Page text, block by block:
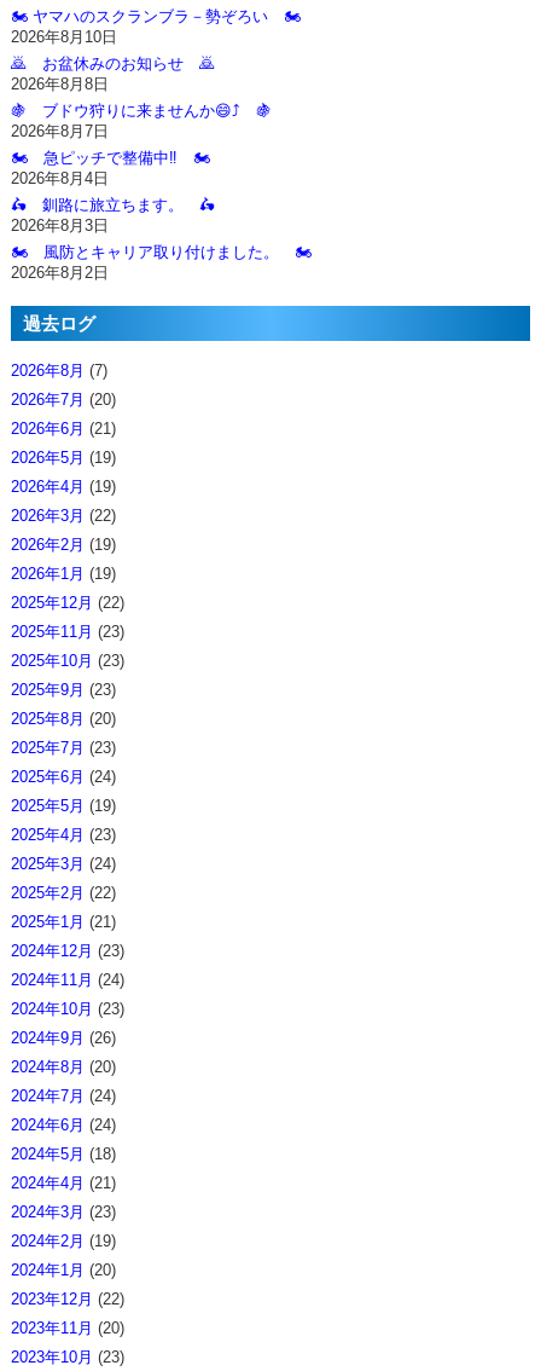
🏍️ ヤマハのスクランブラ－勢ぞろい 🏍️
2026年8月10日
🙇‍ お盆休みのお知らせ 🙇‍
2026年8月8日
🍇 ブドウ狩りに来ませんか😄⤴️ 🍇
2026年8月7日
🏍️ 急ピッチで整備中‼️ 🏍️
2026年8月4日
🛵 釧路に旅立ちます。 🛵
2026年8月3日
🏍️ 風防とキャリア取り付けました。 🏍️
2026年8月2日
過去ログ
2026年8月 (7)
2026年7月 (20)
2026年6月 (21)
2026年5月 (19)
2026年4月 (19)
2026年3月 (22)
2026年2月 (19)
2026年1月 (19)
2025年12月 (22)
2025年11月 (23)
2025年10月 (23)
2025年9月 (23)
2025年8月 (20)
2025年7月 (23)
2025年6月 (24)
2025年5月 (19)
2025年4月 (23)
2025年3月 (24)
2025年2月 (22)
2025年1月 (21)
2024年12月 (23)
2024年11月 (24)
2024年10月 (23)
2024年9月 (26)
2024年8月 (20)
2024年7月 (24)
2024年6月 (24)
2024年5月 (18)
2024年4月 (21)
2024年3月 (23)
2024年2月 (19)
2024年1月 (20)
2023年12月 (22)
2023年11月 (20)
2023年10月 (23)